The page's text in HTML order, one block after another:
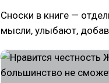
Сноски в книге —
мысли, улыбают,